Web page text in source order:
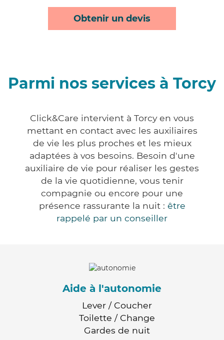
Obtenir un devis
Parmi nos services à Torcy
Click&Care intervient à Torcy en vous
mettant en contact avec les auxiliaires
de vie les plus proches et les mieux
adaptées à vos besoins. Besoin d'une
auxiliaire de vie pour réaliser les gestes
de la vie quotidienne, vous tenir
compagnie ou encore pour une
présence rassurante la nuit : être
rappelé par un conseiller
Aide à l'autonomie
Lever / Coucher
Toilette / Change
Gardes de nuit